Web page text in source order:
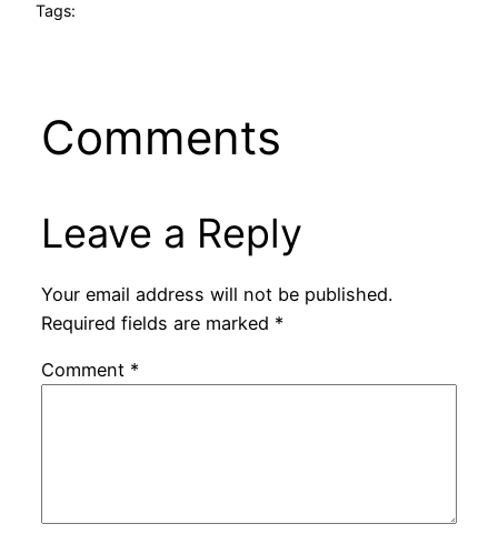
Tags:
Comments
Leave a Reply
Your email address will not be published.
Required fields are marked *
Comment *